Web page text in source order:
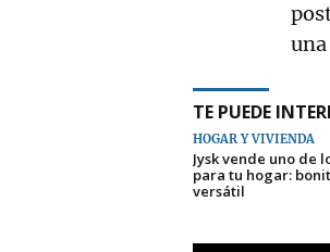
TE PUEDE
HOGAR Y VIVIENDA
Jysk vende uno de
para tu hogar:
versátil